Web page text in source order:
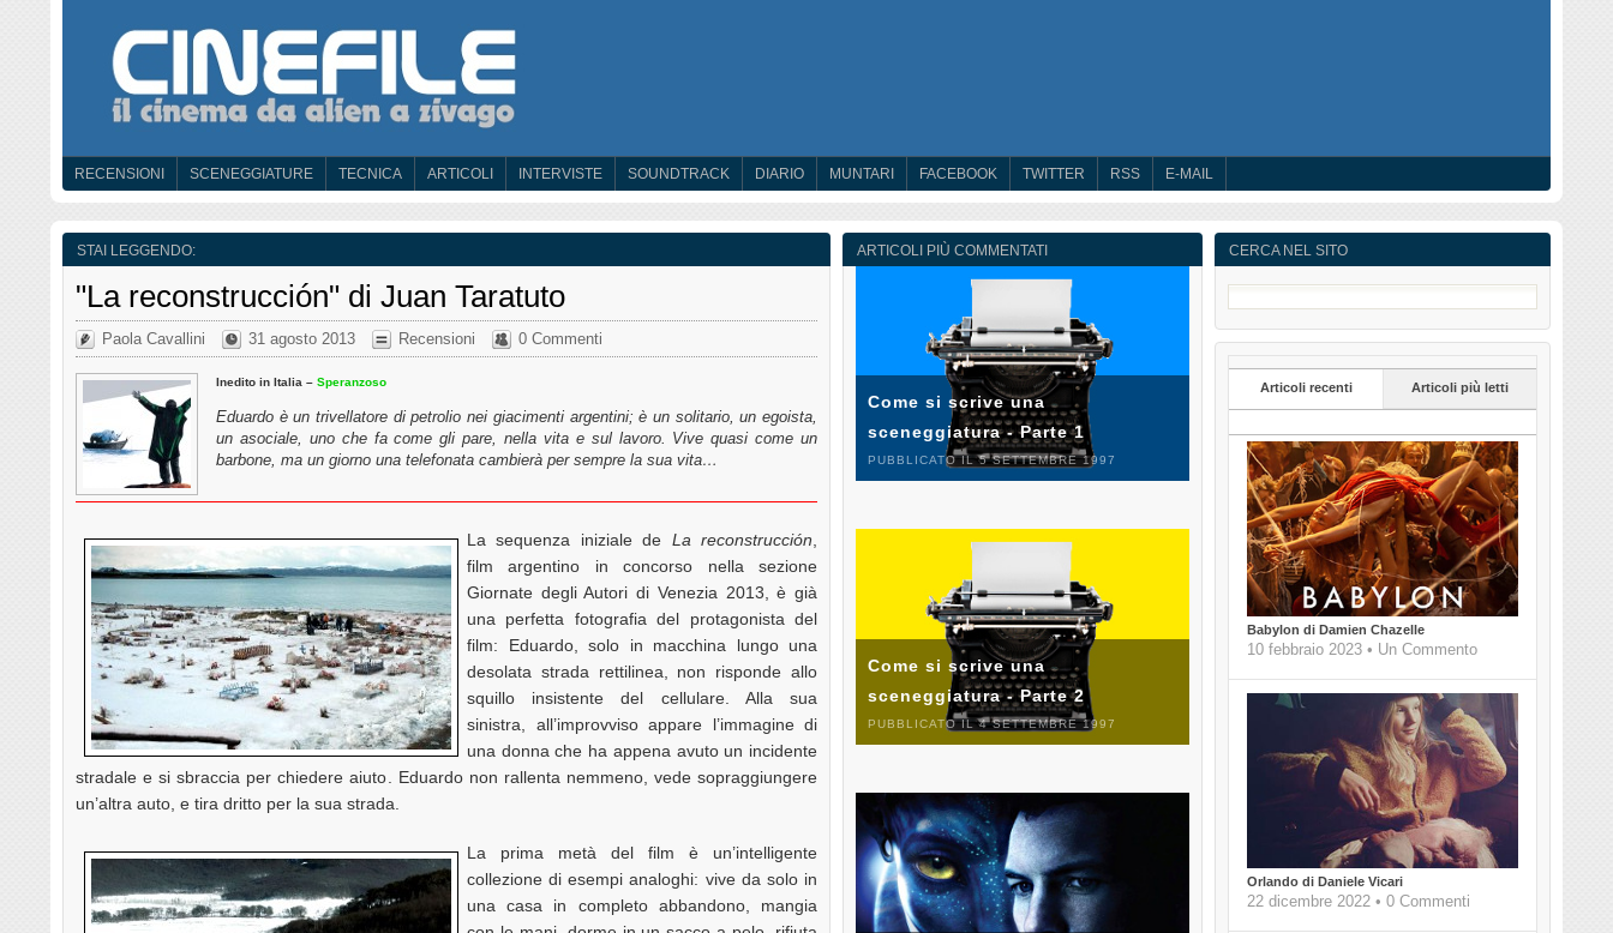
RECENSIONI SCENEGGIATURE TECNICA ARTICOLI INTERVISTE SOUNDTRACK DIARIO MUNTARI FACEBOOK TWITTER RSS E-MAIL
STAI LEGGENDO:
"La reconstrucción" di Juan Taratuto
Paola Cavallini 31 agosto 2013 Recensioni 0 Commenti
Inedito in Italia – Speranzoso
Eduardo è un trivellatore di petrolio nei giacimenti argentini; è un solitario, un egoista,
un asociale, uno che fa come gli pare, nella vita e sul lavoro. Vive quasi come un
barbone, ma un giorno una telefonata cambierà per sempre la sua vita…
La sequenza iniziale de La reconstrucción
film argentino in concorso nella sezione
Giornate degli Autori di Venezia 2013, è già
una perfetta fotografia del protagonista del
film: Eduardo, solo in macchina lungo una
desolata strada rettilinea, non risponde allo
squillo insistente del cellulare. Alla sua
sinistra, all’improvviso appare l’immagine di
una donna che ha appena avuto un incidente
stradale e si sbraccia per chiedere aiuto. Eduardo non rallenta nemmeno, vede sopraggiungere
un’altra auto, e tira dritto per la sua strada.
La prima metà del film è un’intelligente
collezione di esempi analoghi: vive da solo in
una casa in completo abbandono, mangia
CERCA NEL SITO
Articoli recenti Articoli più letti
Babylon di Damien Chazelle
10 febbraio 2023 • Un Commento
Orlando di Daniele Vicari
22 dicembre 2022 • 0 Commenti
ARTICOLI PIÙ COMMENTATI
Come si scrive una
sceneggiatura - Parte 1
PUBBLICATO IL 5 SETTEMBRE 1997
Come si scrive una
sceneggiatura - Parte 2
PUBBLICATO IL 4 SETTEMBRE 1997